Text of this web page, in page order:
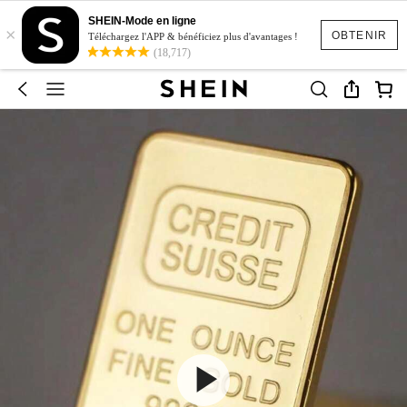
OBTENIR
×
SHEIN-Mode en ligne
Téléchargez l'APP & bénéficiez plus d'avantages !
(18,717)